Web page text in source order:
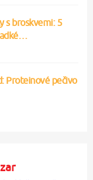
s broskvemi: 5
Proteinové pečivo